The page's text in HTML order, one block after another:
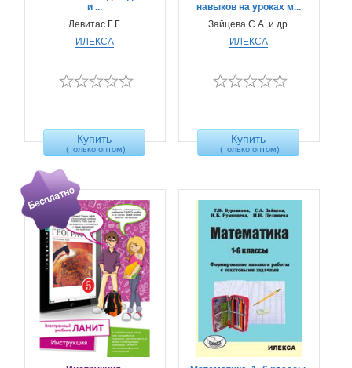
и ...
Левитас Г.Г.
ИЛЕКСА
Купить
(только оптом)
навыков на уроках м...
Зайцева С.А. и др.
ИЛЕКСА
Купить
(только оптом)